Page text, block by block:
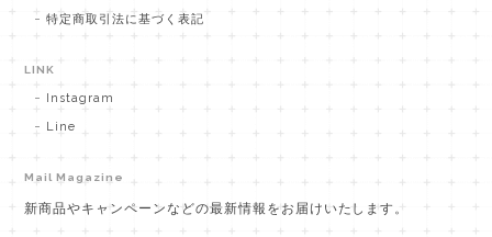
特定商取引法に基づく表記
LINK
Instagram
Line
Mail Magazine
新商品やキャンペーンなどの最新情報をお届けいたします。